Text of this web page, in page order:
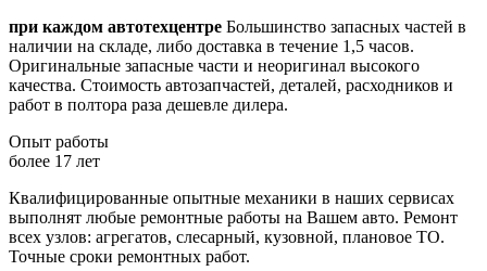
при каждом автотехцентре Большинство запасных частей в
наличии на складе, либо доставка в течение 1,5 часов.
Оригинальные запасные части и неоригинал высокого
качества. Стоимость автозапчастей, деталей, расходников и
работ в полтора раза дешевле дилера.
Опыт работы
более 17 лет
Квалифицированные опытные механики в наших сервисах
выполнят любые ремонтные работы на Вашем авто. Ремонт
всех узлов: агрегатов, слесарный, кузовной, плановое ТО.
Точные сроки ремонтных работ.